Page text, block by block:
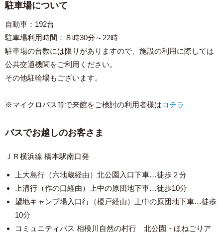
駐車場について
自動車：192台
駐車場利用時間：８時30分～22時
駐車場の台数には限りがありますので、施設の利用に際しては
公共交通機関をご利用ください。
その他駐輪場もございます。
※マイクロバス等で来館をご検討の利用者様はコチラ
バスでお越しのお客さま
ＪＲ横浜線 橋本駅南口発
上大島行（六地蔵経由）北公園入口下車…徒歩２分
上溝行（作の口経由）上中の原団地下車…徒歩10分
望地キャンプ場入口行（榎戸経由）上中の原団地下車…徒歩
10分
コミュニティバス 相模川自然の村行 北公園・ほねごりア